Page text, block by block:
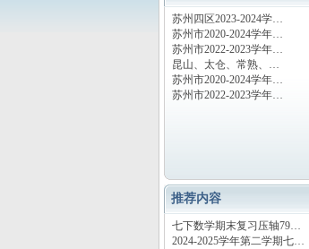
苏州四区2023-2024学…
苏州市2020-2024学年…
苏州市2022-2023学年…
昆山、太仓、常熟、…
苏州市2020-2024学年…
苏州市2022-2023学年…
推荐内容
七下数学期末复习压轴79…
2024-2025学年第二学期七…